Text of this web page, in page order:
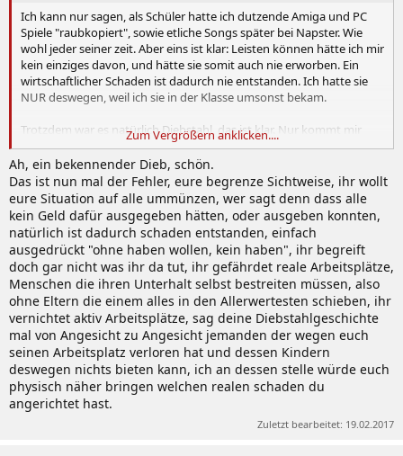
Ich kann nur sagen, als Schüler hatte ich dutzende Amiga und PC
Spiele "raubkopiert", sowie etliche Songs später bei Napster. Wie
wohl jeder seiner zeit. Aber eins ist klar: Leisten können hätte ich mir
kein einziges davon, und hätte sie somit auch nie erworben. Ein
wirtschaftlicher Schaden ist dadurch nie entstanden. Ich hatte sie
NUR deswegen, weil ich sie in der Klasse umsonst bekam.
Trotzdem war es natürlich Diebstahl, das ist klar. Nur kommt mir
bitte bloß nicht mit diesem wirtschaftlicher Schaden Schwachsinn.
Zum Vergrößern anklicken....
Ah, ein bekennender Dieb, schön.
Das ist nun mal der Fehler, eure begrenze Sichtweise, ihr wollt
eure Situation auf alle ummünzen, wer sagt denn dass alle
kein Geld dafür ausgegeben hätten, oder ausgeben konnten,
natürlich ist dadurch schaden entstanden, einfach
ausgedrückt "ohne haben wollen, kein haben", ihr begreift
doch gar nicht was ihr da tut, ihr gefährdet reale Arbeitsplätze,
Menschen die ihren Unterhalt selbst bestreiten müssen, also
ohne Eltern die einem alles in den Allerwertesten schieben, ihr
vernichtet aktiv Arbeitsplätze, sag deine Diebstahlgeschichte
mal von Angesicht zu Angesicht jemanden der wegen euch
seinen Arbeitsplatz verloren hat und dessen Kindern
deswegen nichts bieten kann, ich an dessen stelle würde euch
physisch näher bringen welchen realen schaden du
angerichtet hast.
Zuletzt bearbeitet: 19.02.2017